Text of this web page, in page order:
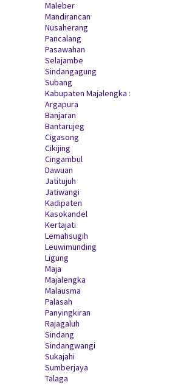
Maleber
Mandirancan
Nusaherang
Pancalang
Pasawahan
Selajambe
Sindangagung
Subang
Kabupaten Majalengka :
Argapura
Banjaran
Bantarujeg
Cigasong
Cikijing
Cingambul
Dawuan
Jatitujuh
Jatiwangi
Kadipaten
Kasokandel
Kertajati
Lemahsugih
Leuwimunding
Ligung
Maja
Majalengka
Malausma
Palasah
Panyingkiran
Rajagaluh
Sindang
Sindangwangi
Sukajahi
Sumberjaya
Talaga